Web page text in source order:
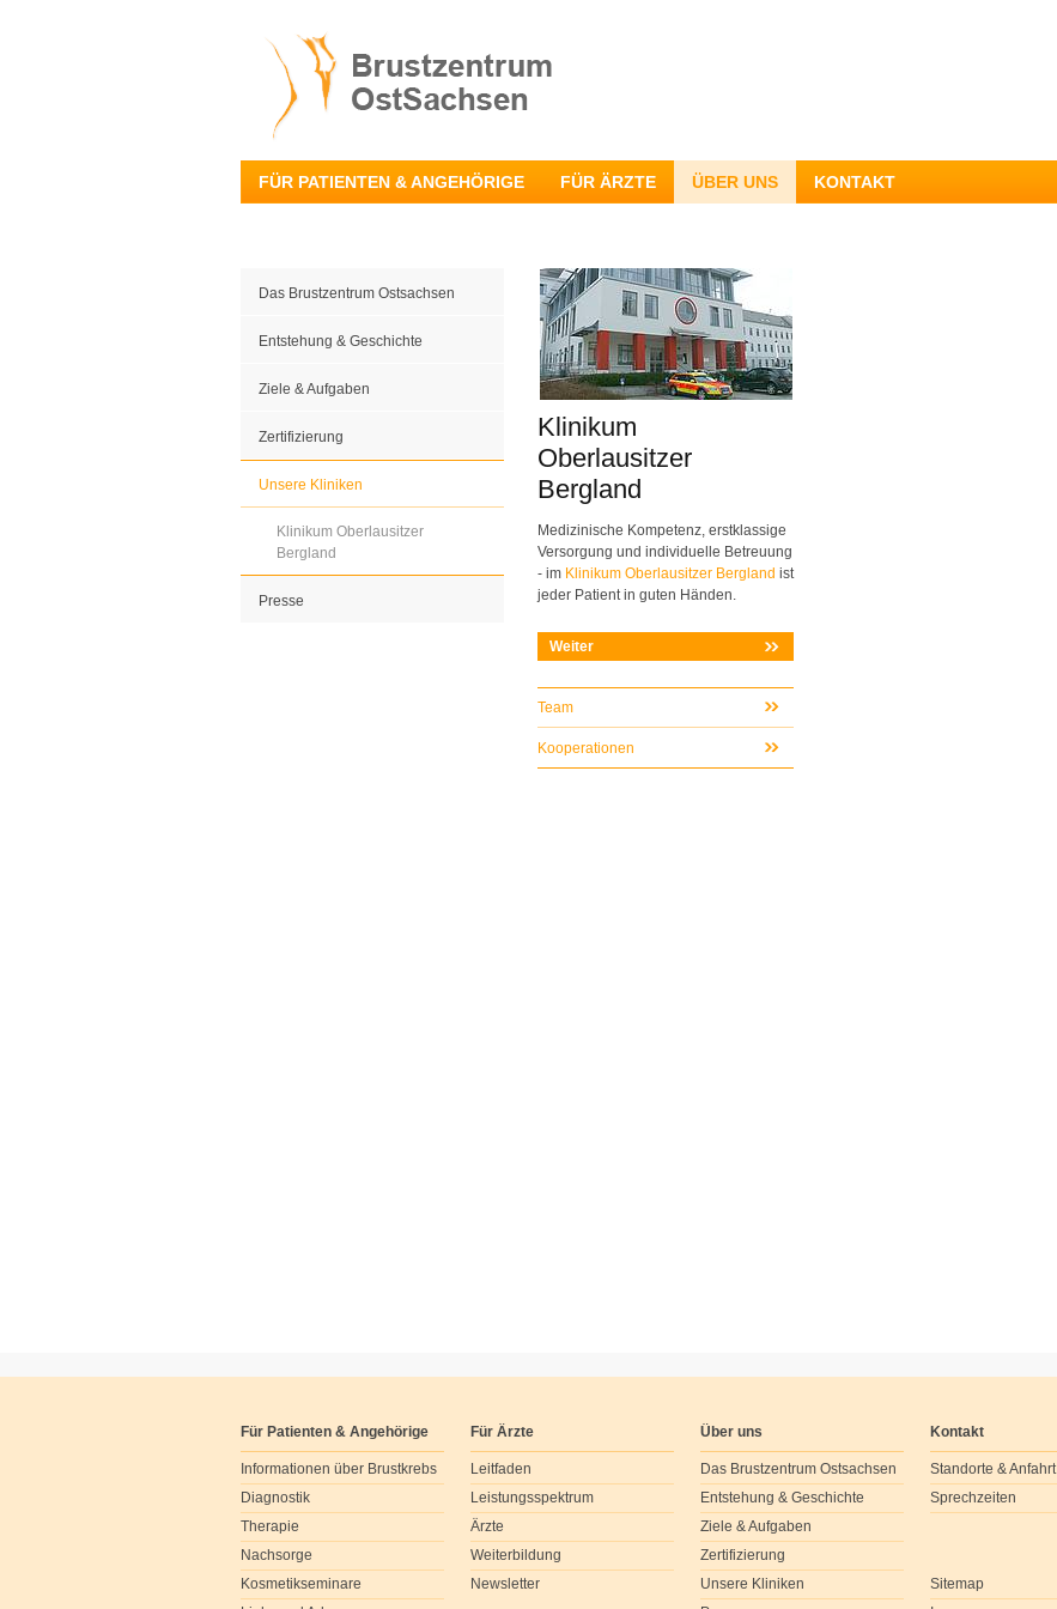
FÜR PATIENTEN & ANGEHÖRIGE FÜR ÄRZTE ÜBER UNS KONTAKT
Das Brustzentrum Ostsachsen
Entstehung & Geschichte
Ziele & Aufgaben
Zertifizierung
Unsere Kliniken
Klinikum Oberlausitzer
Bergland
Presse
Klinikum
Oberlausitzer
Bergland
Medizinische Kompetenz, erstklassige
Versorgung und individuelle Betreuung
- im Klinikum Oberlausitzer Bergland ist
jeder Patient in guten Händen.
Weiter
Team
Kooperationen
Für Patienten & Angehörige
Informationen über Brustkrebs
Diagnostik
Therapie
Nachsorge
Kosmetikseminare
Für Ärzte
Leitfaden
Leistungsspektrum
Ärzte
Weiterbildung
Newsletter
Über uns
Das Brustzentrum Ostsachsen
Entstehung & Geschichte
Ziele & Aufgaben
Zertifizierung
Unsere Kliniken
Kontakt
Standorte & Anfahrt
Sprechzeiten
Sitemap